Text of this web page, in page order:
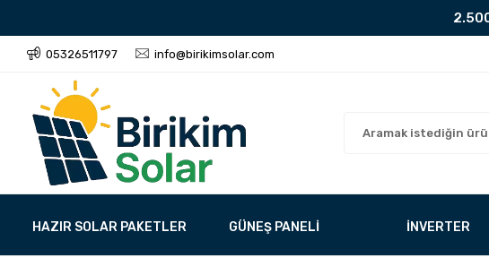
05326511797 info@birikimsolar.com
HAZIR SOLAR PAKETLER GÜNEŞ PANELİ İNVERTER